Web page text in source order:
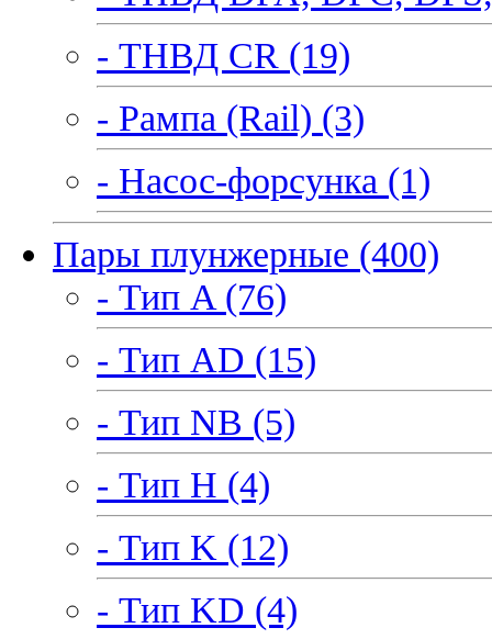
- ТНВД CR (19)
- Рампа (Rail) (3)
- Насос-форсунка (1)
Пары плунжерные (400)
- Тип A (76)
- Тип AD (15)
- Тип NB (5)
- Тип H (4)
- Тип K (12)
- Тип KD (4)